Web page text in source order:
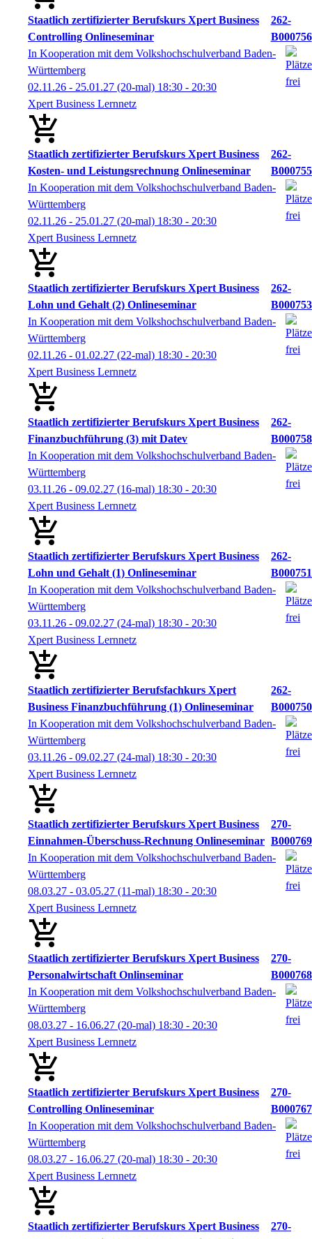
Staatlich zertifizierter Berufskurs Xpert Business
Controlling Onlineseminar
262-
B000756
In Kooperation mit dem Volkshochschulverband Baden-
Württemberg
02.11.26 - 25.01.27 (20-mal) 18:30 - 20:30
Xpert Business Lernnetz
Staatlich zertifizierter Berufskurs Xpert Business
Kosten- und Leistungsrechnung Onlineseminar
262-
B000755
In Kooperation mit dem Volkshochschulverband Baden-
Württemberg
02.11.26 - 25.01.27 (20-mal) 18:30 - 20:30
Xpert Business Lernnetz
Staatlich zertifizierter Berufskurs Xpert Business
Lohn und Gehalt (2) Onlineseminar
262-
B000753
In Kooperation mit dem Volkshochschulverband Baden-
Württemberg
02.11.26 - 01.02.27 (22-mal) 18:30 - 20:30
Xpert Business Lernnetz
Staatlich zertifizierter Berufskurs Xpert Business
Finanzbuchführung (3) mit Datev
262-
B000758
In Kooperation mit dem Volkshochschulverband Baden-
Württemberg
03.11.26 - 09.02.27 (16-mal) 18:30 - 20:30
Xpert Business Lernnetz
Staatlich zertifizierter Berufskurs Xpert Business
Lohn und Gehalt (1) Onlineseminar
262-
B000751
In Kooperation mit dem Volkshochschulverband Baden-
Württemberg
03.11.26 - 09.02.27 (24-mal) 18:30 - 20:30
Xpert Business Lernnetz
Staatlich zertifizierter Berufsfachkurs Xpert
Business Finanzbuchführung (1) Onlineseminar
262-
B000750
In Kooperation mit dem Volkshochschulverband Baden-
Württemberg
03.11.26 - 09.02.27 (24-mal) 18:30 - 20:30
Xpert Business Lernnetz
Staatlich zertifizierter Berufskurs Xpert Business
Einnahmen-Überschuss-Rechnung Onlineseminar
270-
B000769
In Kooperation mit dem Volkshochschulverband Baden-
Württemberg
08.03.27 - 03.05.27 (11-mal) 18:30 - 20:30
Xpert Business Lernnetz
Staatlich zertifizierter Berufskurs Xpert Business
Personalwirtschaft Onlinseminar
270-
B000768
In Kooperation mit dem Volkshochschulverband Baden-
Württemberg
08.03.27 - 16.06.27 (20-mal) 18:30 - 20:30
Xpert Business Lernnetz
Staatlich zertifizierter Berufskurs Xpert Business
Controlling Onlineseminar
270-
B000767
In Kooperation mit dem Volkshochschulverband Baden-
Württemberg
08.03.27 - 16.06.27 (20-mal) 18:30 - 20:30
Xpert Business Lernnetz
Staatlich zertifizierter Berufskurs Xpert Business
270-